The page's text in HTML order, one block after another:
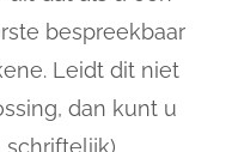
bespreekbaar
Leidt dit niet
dan kunt u